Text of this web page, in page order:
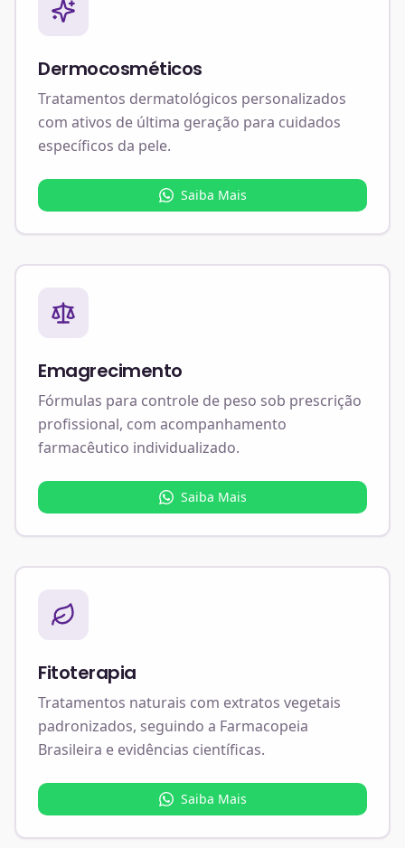
Dermocosméticos
Tratamentos dermatológicos personalizados
com ativos de última geração para cuidados
específicos da pele.
Saiba Mais
Emagrecimento
Fórmulas para controle de peso sob prescrição
profissional, com acompanhamento
farmacêutico individualizado.
Saiba Mais
Fitoterapia
Tratamentos naturais com extratos vegetais
padronizados, seguindo a Farmacopeia
Brasileira e evidências científicas.
Saiba Mais